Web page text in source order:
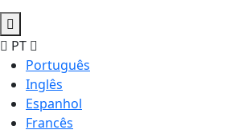
PT
Português
Inglês
Espanhol
Francês